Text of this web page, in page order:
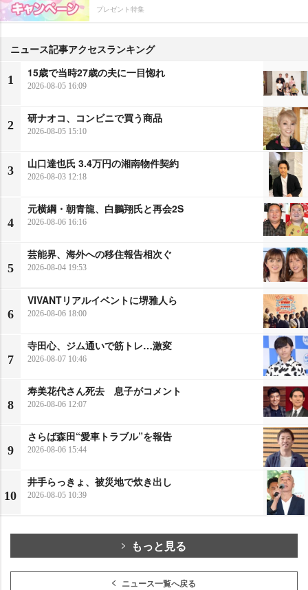
プレゼント特集
ニュース記事アクセスランキング
1
15歳で当時27歳の夫に一目惚れ
2026-08-05 16:09
2
研ナオコ、コンビニで買う商品
2026-08-05 15:10
3
山口達也氏 3.4万円の湘南物件契約
2026-08-03 12:18
4
元横綱・朝青龍、白鵬翔氏と再会2S
2026-08-06 16:16
5
芸能界、海外への移住報告相次ぐ
2026-08-04 19:53
6
VIVANTリアルイベントに堺雅人ら
2026-08-06 18:00
7
寺田心、ジム通いで筋トレ…激変
2026-08-07 10:46
8
寿美花代さん死去 息子がコメント
2026-08-06 12:07
9
さらば森田“愛車トラブル”を報告
2026-08-06 15:44
10
井手らっきょ、被災地で炊き出し
2026-08-05 10:39
もっと見る
ニュース一覧へ戻る